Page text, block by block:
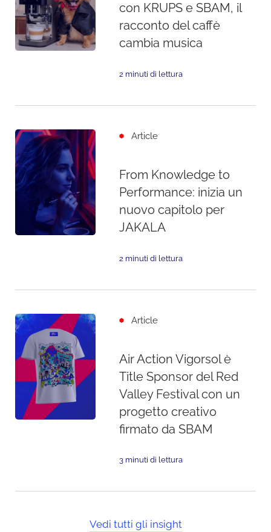
con KRUPS e SBAM, il
racconto del caffè
cambia musica
2 minuti di lettura
Article
From Knowledge to
Performance: inizia un
nuovo capitolo per
JAKALA
2 minuti di lettura
Article
Air Action Vigorsol è
Title Sponsor del Red
Valley Festival con un
progetto creativo
firmato da SBAM
3 minuti di lettura
Vedi tutti gli insight